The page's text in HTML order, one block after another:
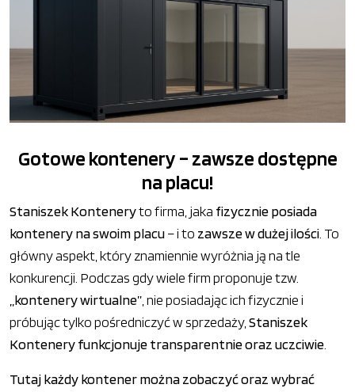
Gotowe kontenery – zawsze dostępne
na placu!
Staniszek Konteneryto firma, jaka fizycznie posiada
kontenery na swoim placu– i to zawsze w dużej ilości. To
główny aspekt, który znamiennie wyróżnia ją na tle
konkurencji. Podczas gdy wiele firm proponuje tzw.
„kontenery wirtualne”, nie posiadając ich fizycznie i
próbując tylko pośredniczyć w sprzedaży,Staniszek
Kontenery funkcjonuje transparentnie oraz uczciwie.
Tutaj każdy kontener można zobaczyć oraz wybrać